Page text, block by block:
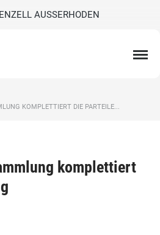
AUSSERHODEN
KOMPLETTIERT DIE PARTEILE...
komplettiert